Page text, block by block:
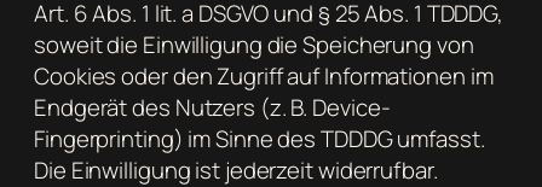
Art. 6 Abs. 1 lit. a DSGVO und § 25 Abs. 1 TDDDG,
soweit die Einwilligung die Speicherung von
Cookies oder den Zugriff auf Informationen im
Endgerät des Nutzers (z. B. Device-
Fingerprinting) im Sinne des TDDDG umfasst.
Die Einwilligung ist jederzeit widerrufbar.